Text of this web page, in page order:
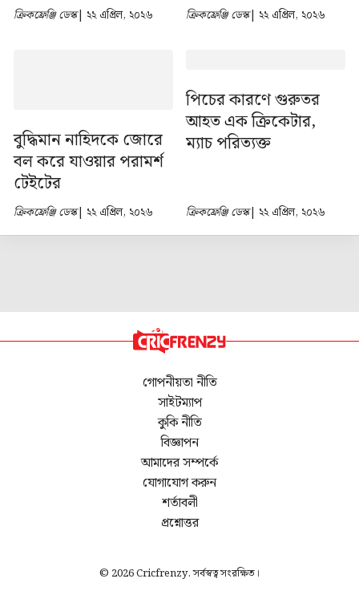
ক্রিকফ্রেঞ্জি ডেস্ক| ২২ এপ্রিল, ২০২৬ ক্রিকফ্রেঞ্জি ডেস্ক| ২২ এপ্রিল, ২০২৬
বুদ্ধিমান নাহিদকে জোরে
বল করে যাওয়ার পরামর্শ
টেইটের
ক্রিকফ্রেঞ্জি ডেস্ক| ২২ এপ্রিল, ২০২৬
পিচের কারণে গুরুতর
আহত এক ক্রিকেটার,
ম্যাচ পরিত্যক্ত
ক্রিকফ্রেঞ্জি ডেস্ক| ২২ এপ্রিল, ২০২৬
গোপনীয়তা নীতি
সাইটম্যাপ
কুকি নীতি
বিজ্ঞাপন
আমাদের সম্পর্কে
যোগাযোগ করুন
শর্তাবলী
প্রশ্নোত্তর
© 2026 Cricfrenzy. সর্বস্বত্ব সংরক্ষিত।